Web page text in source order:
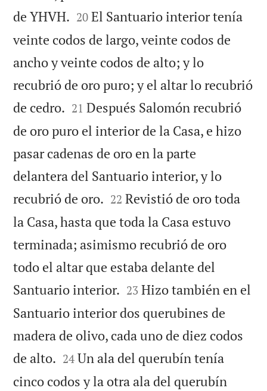
de YHVH. 

20 El Santuario interior tenía
veinte codos de largo, veinte codos de
ancho y veinte codos de alto; y lo
recubrió de oro puro; y el altar lo recubrió
de cedro. 

21 Después Salomón recubrió
de oro puro el interior de la Casa, e hizo
pasar cadenas de oro en la parte
delantera del Santuario interior, y lo
recubrió de oro. 

22 Revistió de oro toda
la Casa, hasta que toda la Casa estuvo
terminada; asimismo recubrió de oro
todo el altar que estaba delante del
Santuario interior. 

23 Hizo también en el
Santuario interior dos querubines de
madera de olivo, cada uno de diez codos
de alto. 

24 Un ala del querubín tenía
cinco codos y la otra ala del querubín